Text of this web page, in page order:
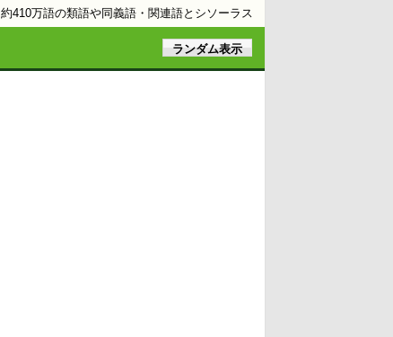
約410万語の類語や同義語・関連語とシソーラス